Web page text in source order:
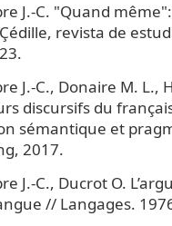
J.-C. "Quand
revista de
J.-C., Donaire M. L.,
discursifs du
sémantique et
2017.
J.-C., Ducrot O.
// Langages.